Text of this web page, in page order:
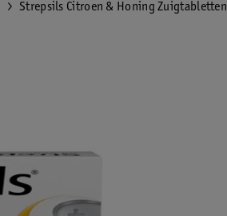
Strepsils Citroen & Honing Zuigtabletten